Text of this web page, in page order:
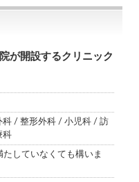
が開設するクリニック
科 / 整形外科 / 小児科 / 訪
科
していなくても構いま